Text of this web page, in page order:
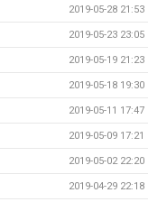
2019-05-28 21:53
2019-05-23 23:05
2019-05-19 21:23
2019-05-18 19:30
2019-05-11 17:47
2019-05-09 17:21
2019-05-02 22:20
2019-04-29 22:18